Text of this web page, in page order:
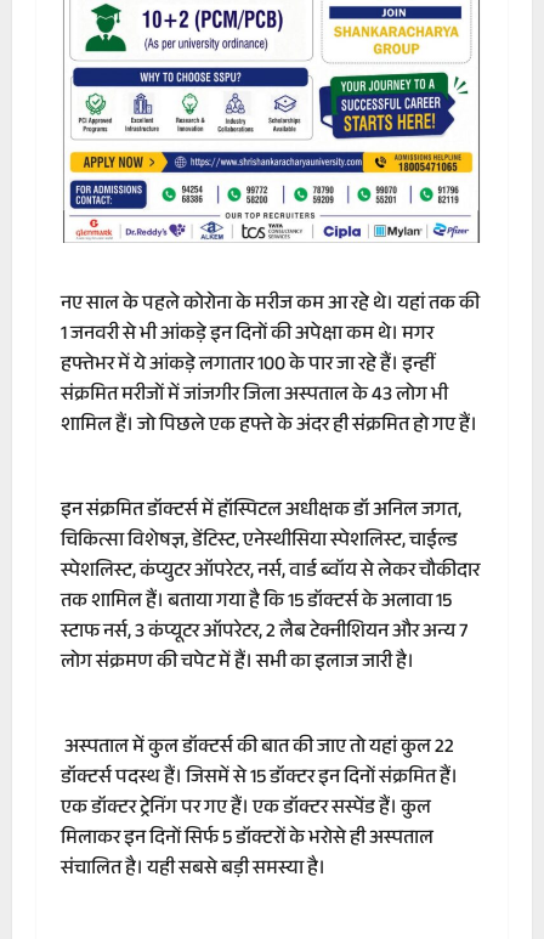
नए साल के पहले कोरोना के मरीज कम आ रहे थे। यहां तक की
1 जनवरी से भी आंकड़े इन दिनों की अपेक्षा कम थे। मगर
हफ्तेभर में ये आंकड़े लगातार 100 के पार जा रहे हैं। इन्हीं
संक्रमित मरीजों में जांजगीर जिला अस्पताल के 43 लोग भी
शामिल हैं। जो पिछले एक हफ्ते के अंदर ही संक्रमित हो गए हैं।
इन संक्रमित डॉक्टर्स में हॉस्पिटल अधीक्षक डॉ अनिल जगत,
चिकित्सा विशेषज्ञ, डेंटिस्ट, एनेस्थीसिया स्पेशलिस्ट, चाईल्ड
स्पेशलिस्ट, कंप्युटर ऑपरेटर, नर्स, वार्ड ब्वॉय से लेकर चौकीदार
तक शामिल हैं। बताया गया है कि 15 डॉक्टर्स के अलावा 15
स्टाफ नर्स, 3 कंप्यूटर ऑपरेटर, 2 लैब टेक्नीशियन और अन्य 7
लोग संक्रमण की चपेट में हैं। सभी का इलाज जारी है।
अस्पताल में कुल डॉक्टर्स की बात की जाए तो यहां कुल 22
डॉक्टर्स पदस्थ हैं। जिसमें से 15 डॉक्टर इन दिनों संक्रमित हैं।
एक डॉक्टर ट्रेनिंग पर गए हैं। एक डॉक्टर सस्पेंड हैं। कुल
मिलाकर इन दिनों सिर्फ 5 डॉक्टरों के भरोसे ही अस्पताल
संचालित है। यही सबसे बड़ी समस्या है।